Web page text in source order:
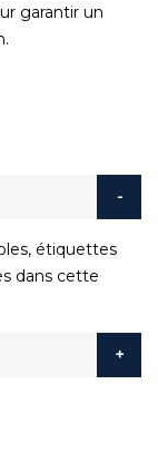
garantir un
étiquettes
dans cette